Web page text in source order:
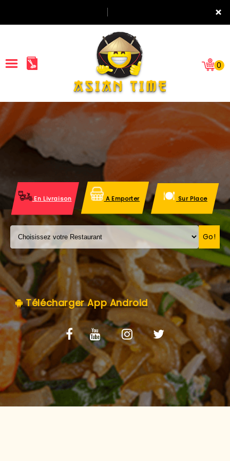
×
ACCUEIL
LA CARTE
VOS AVIS
MENTIONS LÉGALES
C.G.V
0
En Livraison A Emporter Sur Place
Go!
Télécharger App Android